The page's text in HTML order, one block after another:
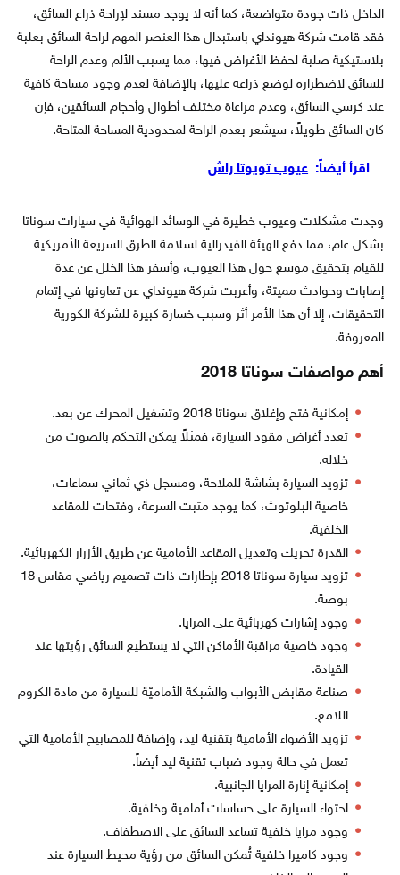
الداخل ذات جودة متواضعة، كما أنه لا يوجد مسند لإراحة ذراع السائق،
فقد قامت شركة هيونداي باستبدال هذا العنصر المهم لراحة السائق بعلبة
بلاستيكية صلبة لحفظ الأغراض فيها، مما يسبب الألم وعدم الراحة
للسائق لاضطراره لوضع ذراعه عليها، بالإضافة لعدم وجود مساحة كافية
عند كرسي السائق، وعدم مراعاة مختلف أطوال وأحجام السائقين، فإن
كان السائق طويلاً، سيشعر بعدم الراحة لمحدودية المساحة المتاحة.
اقرأ أيضاً: عيوب تويوتا راش
وجدت مشكلات وعيوب خطيرة في الوسائد الهوائية في سيارات سوناتا
بشكل عام، مما دفع الهيئة الفيدرالية لسلامة الطرق السريعة الأمريكية
للقيام بتحقيق موسع حول هذا العيوب، وأسفر هذا الخلل عن عدة
إصابات وحوادث مميتة، وأعربت شركة هيونداي عن تعاونها في إتمام
التحقيقات، إلا أن هذا الأمر أثر وسبب خسارة كبيرة للشركة الكورية
المعروفة.
أهم مواصفات سوناتا 2018
إمكانية فتح وإغلاق سوناتا 2018 وتشغيل المحرك عن بعد.
تعدد أغراض مقود السيارة، فمثلاً يمكن التحكم بالصوت من
خلاله.
تزويد السيارة بشاشة للملاحة، ومسجل ذي ثماني سماعات،
خاصية البلوتوث، كما يوجد مثبت السرعة، وفتحات للمقاعد
الخلفية.
القدرة تحريك وتعديل المقاعد الأمامية عن طريق الأزرار الكهربائية.
تزويد سيارة سوناتا 2018 بإطارات ذات تصميم رياضي مقاس 18
بوصة.
وجود إشارات كهربائية على المرايا.
وجود خاصية مراقبة الأماكن التي لا يستطيع السائق رؤيتها عند
القيادة.
صناعة مقابض الأبواب والشبكة الأماميّة للسيارة من مادة الكروم
اللامع.
تزويد الأضواء الأمامية بتقنية ليد، وإضافة للمصابيح الأمامية التي
تعمل في حالة وجود ضباب تقنية ليد أيضاً.
إمكانية إنارة المرايا الجانبية.
احتواء السيارة على حساسات أمامية وخلفية.
وجود مرايا خلفية تساعد السائق على الاصطفاف.
وجود كاميرا خلفية تُمكن السائق من رؤية محيط السيارة عند